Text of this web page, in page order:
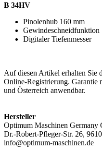
B 34HV
Pinolenhub 160 mm
Gewindeschneidfunktion
Digitaler Tiefenmesser
Auf diesen Artikel erhalten Sie
Online-Registrierung. Garantie
und Österreich anwendbar.
Hersteller
Optimum Maschinen Germany
Dr.-Robert-Pfleger-Str. 26,
info@optimum-maschinen.de